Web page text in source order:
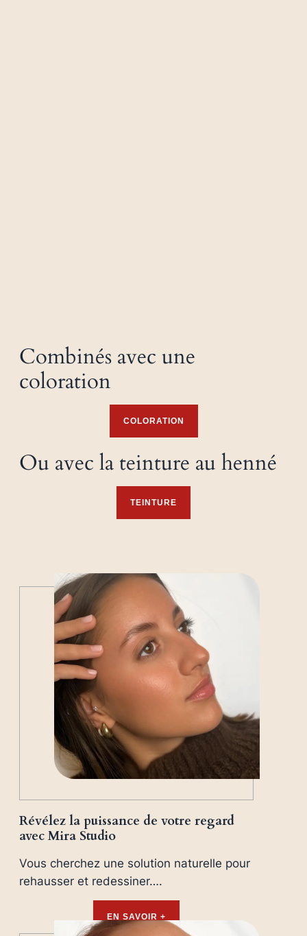
Combinés avec une
coloration
COLORATION
Ou avec la teinture au henné
TEINTURE
Révélez la puissance de votre regard
avec Mira Studio
Vous cherchez une solution naturelle pour
rehausser et redessiner….
EN SAVOIR +